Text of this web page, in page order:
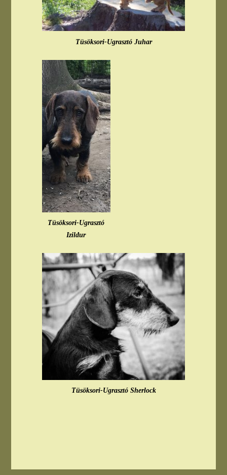
Tüsöksori-Ugrasztó Juhar
Tüsöksori-Ugrasztó
Izildur
Tüsöksori-Ugrasztó Sherlock